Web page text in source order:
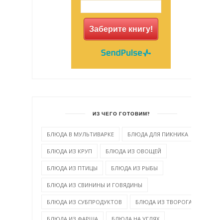
Заберите книгу!
ИЗ ЧЕГО ГОТОВИМ?
БЛЮДА В МУЛЬТИВАРКЕ БЛЮДА ДЛЯ ПИКНИКА
БЛЮДА ИЗ КРУП БЛЮДА ИЗ ОВОЩЕЙ
БЛЮДА ИЗ ПТИЦЫ БЛЮДА ИЗ РЫБЫ
БЛЮДА ИЗ СВИНИНЫ И ГОВЯДИНЫ
БЛЮДА ИЗ СУБПРОДУКТОВ БЛЮДА ИЗ ТВОРОГА